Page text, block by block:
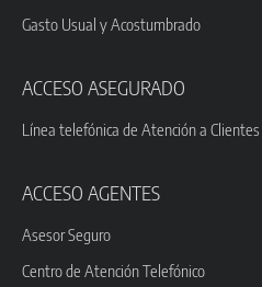
Gasto Usual y Acostumbrado
ACCESO ASEGURADO
Línea telefónica de Atención a
ACCESO AGENTES
Asesor Seguro
Centro de Atención Telefónico